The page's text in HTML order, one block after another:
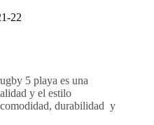
22
5 playa es una
y el estilo
durabilidad y